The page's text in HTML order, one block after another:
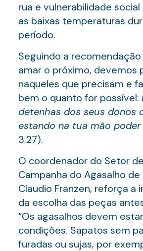
rua e vulnerabilidade
as baixas temperaturas
período.
Seguindo a
amar o próximo, devemos
naqueles que precisam e
bem o quanto for possível:
detenhas dos seus donos
estando na tua mão
3.27).
O coordenador do Setor
Campanha do Agasalho
Claudio Franzen, reforça a
da escolha das peças
“Os agasalhos devem
condições. Sapatos sem
furadas ou sujas, por